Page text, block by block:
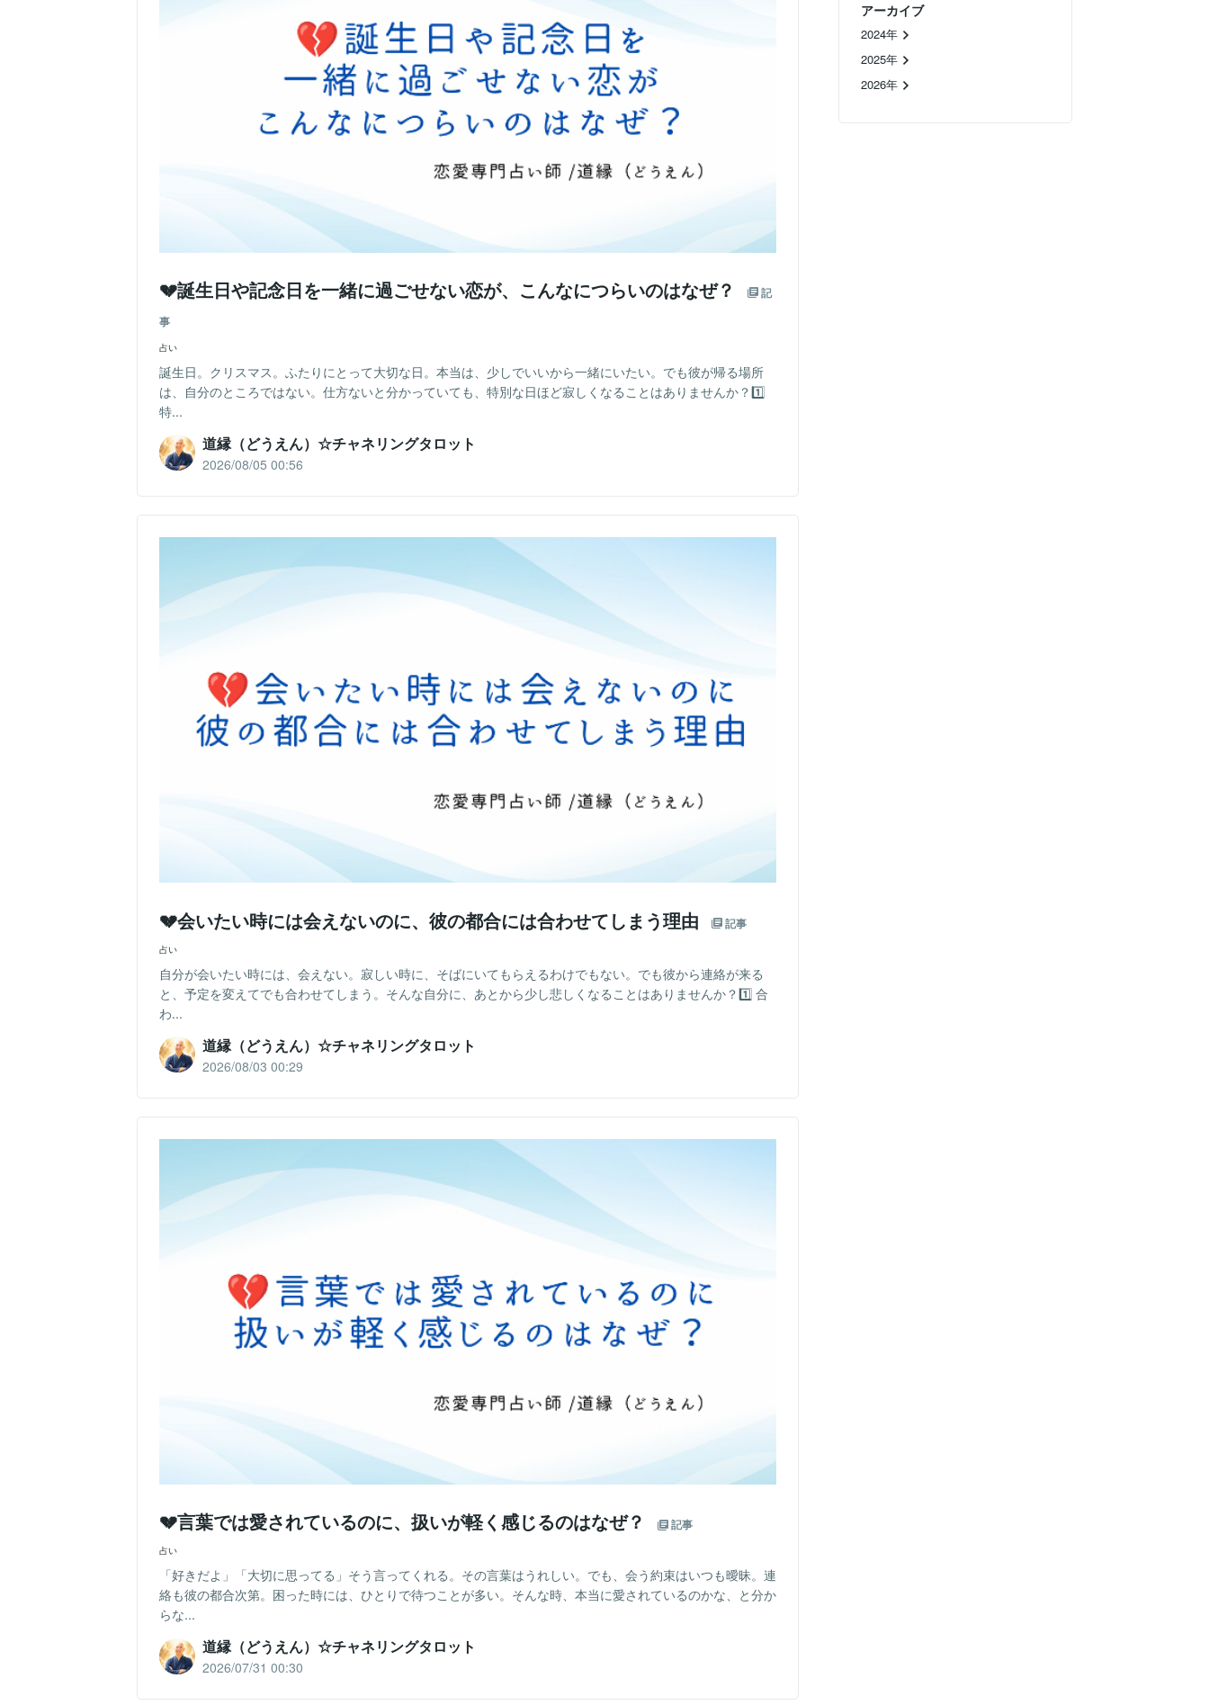
アーカイブ
2024年
2025年
2026年
💔誕生日や記念日を一緒に過ごせない恋が、こんなにつらいのはなぜ？
記
事
占い
誕生日。クリスマス。ふたりにとって大切な日。本当は、少しでいいから一緒にいたい。でも彼が帰る場所
は、自分のところではない。仕方ないと分かっていても、特別な日ほど寂しくなることはありませんか？1️⃣
特...
道縁（どうえん）☆チャネリングタロット
2026/08/05 00:56
💔会いたい時には会えないのに、彼の都合には合わせてしまう理由 記事
占い
自分が会いたい時には、会えない。寂しい時に、そばにいてもらえるわけでもない。でも彼から連絡が来る
と、予定を変えてでも合わせてしまう。そんな自分に、あとから少し悲しくなることはありませんか？1️⃣ 合
わ...
道縁（どうえん）☆チャネリングタロット
2026/08/03 00:29
💔言葉では愛されているのに、扱いが軽く感じるのはなぜ？ 記事
占い
「好きだよ」「大切に思ってる」そう言ってくれる。その言葉はうれしい。でも、会う約束はいつも曖昧。連
絡も彼の都合次第。困った時には、ひとりで待つことが多い。そんな時、本当に愛されているのかな、と分か
らな...
道縁（どうえん）☆チャネリングタロット
2026/07/31 00:30